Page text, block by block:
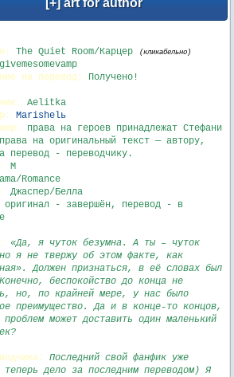
: The Quiet Room/Карцер (кликабельно)
givemesomevamp
на перевод:
Получено!
:
Aelitka
:
Marishelь
:
права на героев принадлежат Cтефани
на оригинальный текст — автору,
перевод - переводчику.
:
M
Romance
:
Джаспер/Белла
оригинал - завершён, перевод - в
:
«Да, я чуток безумна. А ты – чуток
я не твержу об этом факте, как
Должен признаться, в её словах был
беспокойство до конца не
но, по крайней мере, у нас было
преимущество. Да и в конце-то концов,
проблем может доставить один маленький
Последний свой фанфик уже
теперь дело за последним переводом) Я